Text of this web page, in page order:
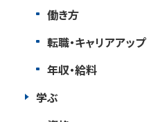
働き方
転職・キャリアアップ
年収・給料
学ぶ